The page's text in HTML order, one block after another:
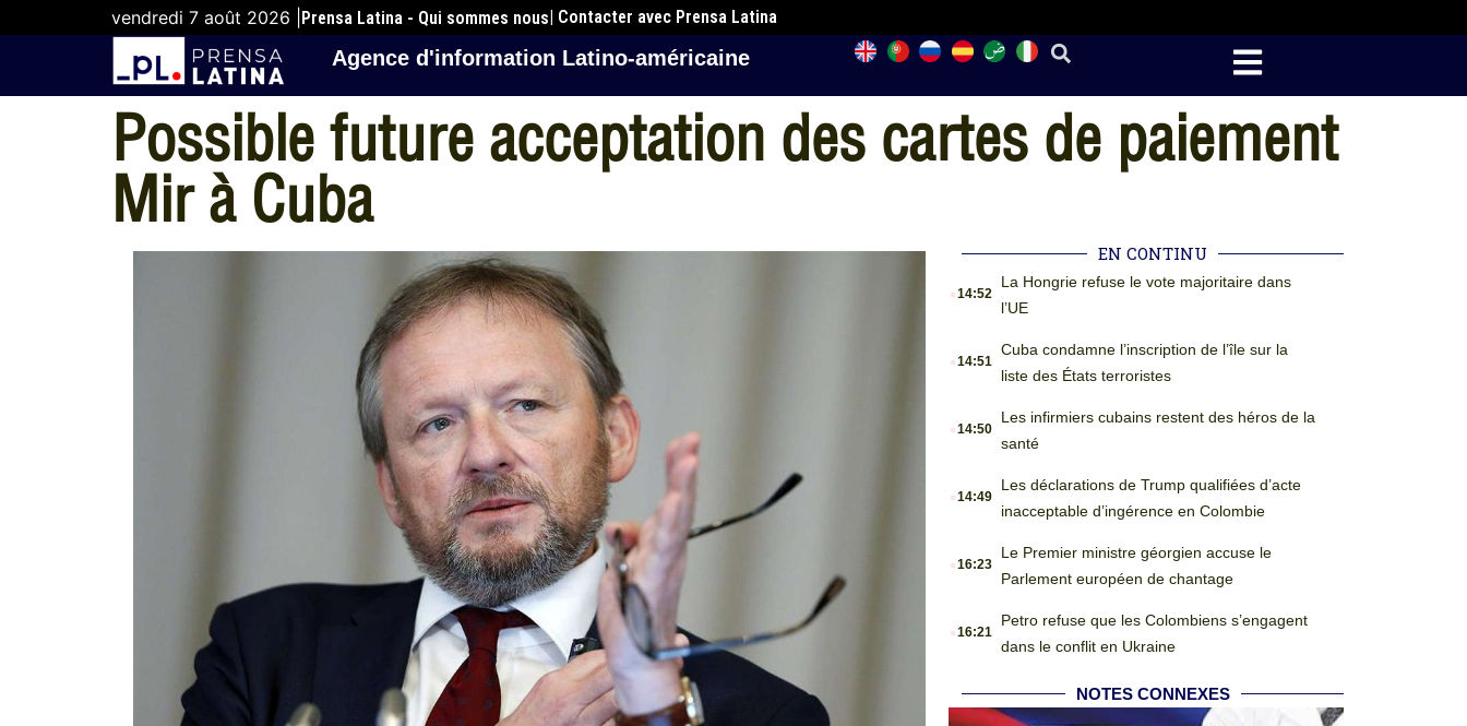
vendredi 7 août 2026 | Prensa Latina - Qui sommes nous| Contacter avec Prensa Latina
Agence d'information Latino-américaine
Possible future acceptation des cartes de paiement
Mir à Cuba
EN CONTINU
.14:52
La Hongrie refuse le vote majoritaire dans
l’UE
.14:51
Cuba condamne l’inscription de l’île sur la
liste des États terroristes
.14:50
Les infirmiers cubains restent des héros de la
santé
.14:49
Les déclarations de Trump qualifiées d’acte
inacceptable d’ingérence en Colombie
.16:23
Le Premier ministre géorgien accuse le
Parlement européen de chantage
.16:21
Petro refuse que les Colombiens s’engagent
dans le conflit en Ukraine
NOTES CONNEXES